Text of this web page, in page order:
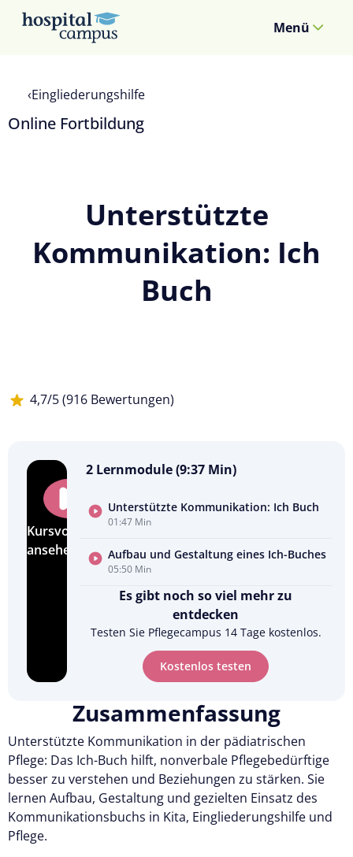
Menü
Eingliederungshilfe
Online Fortbildung
Unterstützte
Kommunikation: Ich
Buch
4,7/5 (916 Bewertungen)
Kursvorschau
ansehen
2 Lernmodule (9:37 Min)
Unterstützte Kommunikation: Ich Buch
01:47 Min
Aufbau und Gestaltung eines Ich-Buches
05:50 Min
Es gibt noch so viel mehr zu
entdecken
Testen Sie Pflegecampus 14 Tage kostenlos.
Kostenlos testen
Zusammenfassung
Unterstützte Kommunikation in der pädiatrischen
Pflege: Das Ich-Buch hilft, nonverbale Pflegebedürftige
besser zu verstehen und Beziehungen zu stärken. Sie
lernen Aufbau, Gestaltung und gezielten Einsatz des
Kommunikationsbuchs in Kita, Eingliederungshilfe und
Pflege.